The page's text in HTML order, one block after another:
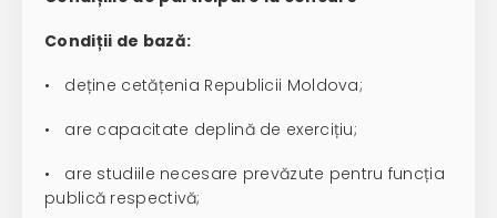
Condiții de bază:
• deține cetățenia Republicii Moldova;
• are capacitate deplină de exercițiu;
• are studiile necesare prevăzute pentru funcția
publică respectivă;